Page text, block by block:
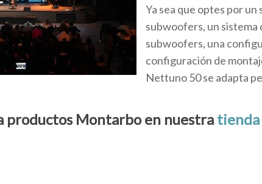
Ya sea que optes por
subwoofers, un sistema
subwoofers, una
configuración de
Nettuno 50 se adapta
productos Montarbo en nuestra